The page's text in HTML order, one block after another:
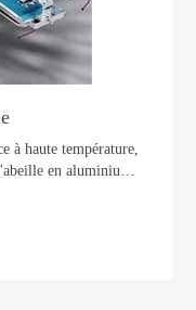
à haute température,
en aluminium